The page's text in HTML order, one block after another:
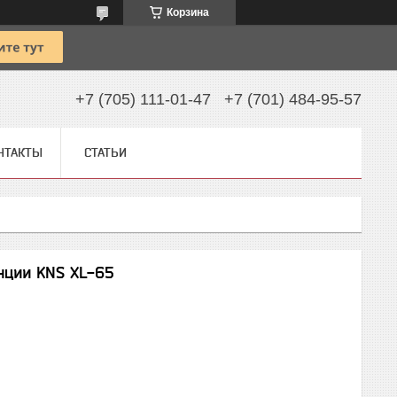
Корзина
+7 (705) 111-01-47 +7 (701) 484-95-57
СТАТЬИ
KNS XL-65